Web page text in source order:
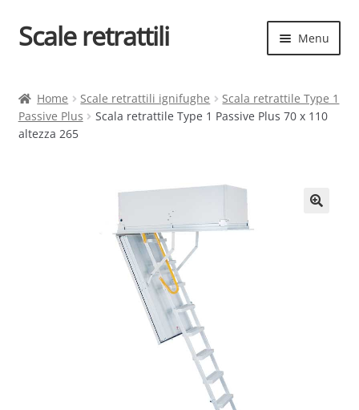
Vai
alla
Vai
al
Scale retrattili Menu
il
menu
Contatti
Home Scale retrattili ignifughe
Scala retrattile Type 1
Passive Plus
Scala retrattile Type 1 Passive Plus 70 x 110
altezza 265